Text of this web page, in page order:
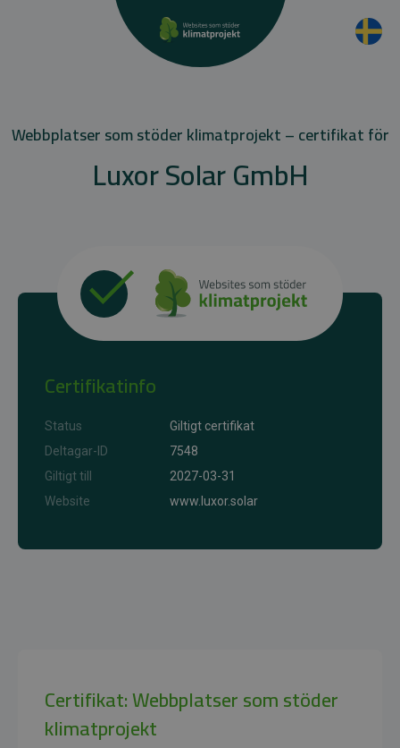
Webbplatser som stöder klimatprojekt – certifikat för
Luxor Solar GmbH
Certifikatinfo
Status
Giltigt certifikat
Deltagar-ID
7548
Giltigt till
2027-03-31
Website
www.luxor.solar
Certifikat: Webbplatser som stöder
klimatprojekt